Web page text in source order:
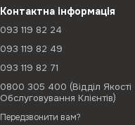
Контактна інформація
093 119 82 24
093 119 82 49
093 119 82 71
0800 305 400 (Відділ Якості
Обслуговування Клієнтів)
Передзвонити вам?